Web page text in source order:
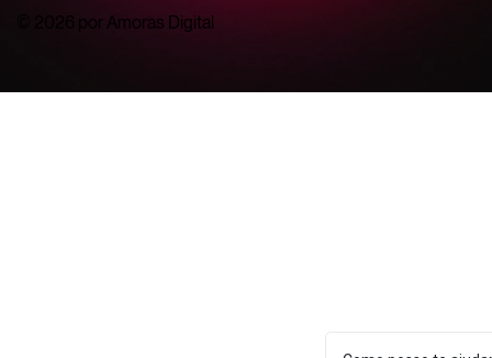
© 2026 por Amoras Digital